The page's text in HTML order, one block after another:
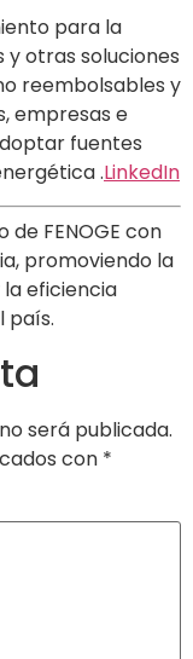
para la
otras soluciones
reembolsables y
empresas e
fuentes
.​LinkedIn
FENOGE con
promoviendo la
eficiencia
país.
será publicada.
con *